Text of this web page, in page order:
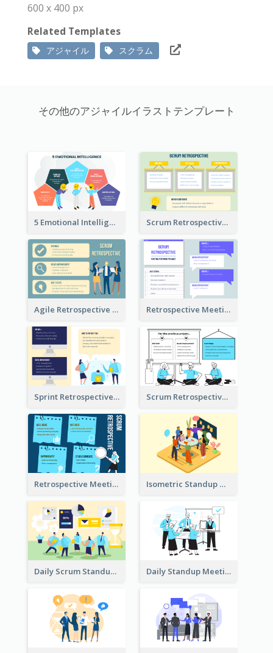
600 x 400 px
Related Templates
アジャイル スクラム
その他のアジャイルイラストテンプレート
5 Emotional Intelligence Illustration Scrum Retrospective Meeting Questions
Agile Retrospective Template Retrospective Meeting Questions
Sprint Retrospective Illustration Scrum Retrospective Meeting Illustration
Retrospective Meeting Ideas Isometric Standup Meeting Illustration
Daily Scrum Standup Meeting Illustration Daily Standup Meeting Illustration